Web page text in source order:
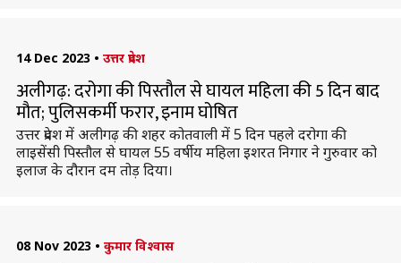
14 Dec 2023 • उत्तर प्रदेश
अलीगढ़: दरोगा की पिस्तौल से घायल महिला की 5 दिन बाद
मौत; पुलिसकर्मी फरार, इनाम घोषित
उत्तर प्रदेश में अलीगढ़ की शहर कोतवाली में 5 दिन पहले दरोगा की
लाइसेंसी पिस्तौल से घायल 55 वर्षीय महिला इशरत निगार ने गुरुवार को
इलाज के दौरान दम तोड़ दिया।
08 Nov 2023 • कुमार विश्वास